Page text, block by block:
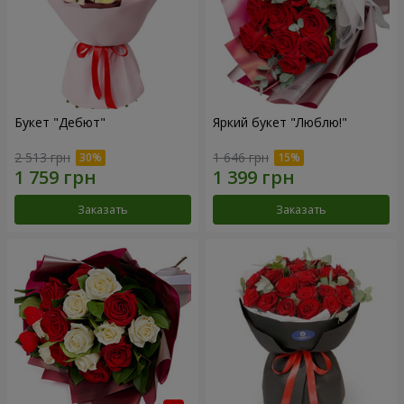
Букет "Дебют"
2 513 грн
Заказать
Яркий букет "Люблю!"
1 646 грн
Заказать